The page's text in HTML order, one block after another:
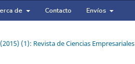
de Contacto Envíos
(1): Revista de Ciencias Empresariales